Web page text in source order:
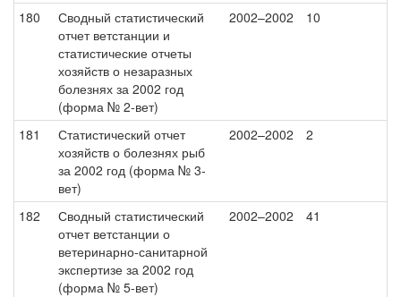
180
Сводный статистический
отчет ветстанции и
статистические отчеты
хозяйств о незаразных
болезнях за 2002 год
(форма № 2-вет)
2002–2002 10
181
Статистический отчет
хозяйств о болезнях рыб
за 2002 год (форма № 3-
вет)
2002–2002 2
182
Сводный статистический
отчет ветстанции о
ветеринарно-санитарной
экспертизе за 2002 год
(форма № 5-вет)
2002–2002 41